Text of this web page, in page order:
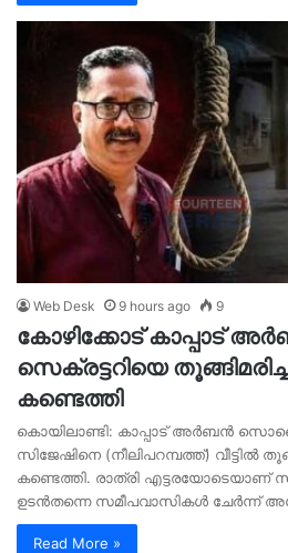
Web Desk 9 hours ago 9
കോഴിക്കോട് കാപ്പാട്
സെക്രട്ടറിയെ
കണ്ടെത്തി
കൊയിലാണ്ടി: കാപ്പാട് അര്‍ബന്‍
സിജേഷിനെ (നീലിപറമ്പത്ത്) വീട്ടില്‍
കണ്ടെത്തി. രാത്രി എട്ടരയോടെയാണ്
ഉടൻതന്നെ സമീപവാസികള്‍ ചേര്‍ന്ന്
Read More »